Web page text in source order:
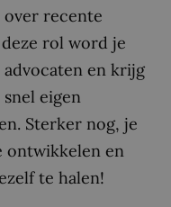
recente
rol word je
en krijg
eigen
Sterker nog, je
ontwikkelen en
te halen!